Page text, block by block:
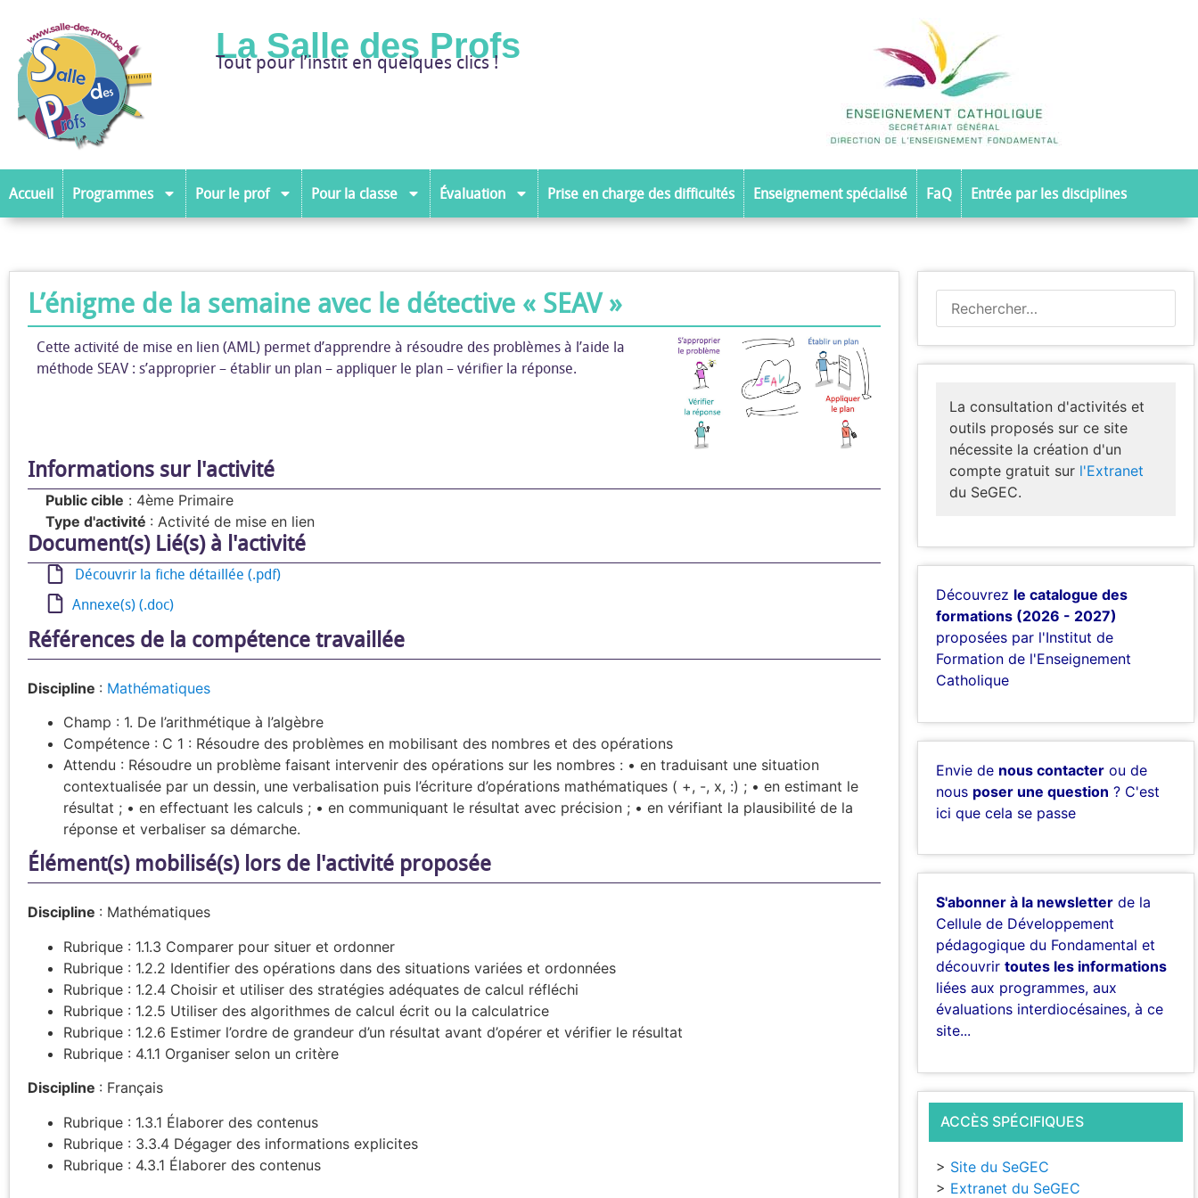
La Salle des Profs
Tout pour l’instit en quelques clics !
Accueil Programmes Pour le prof Pour la classe Évaluation Prise en charge des difficultés Enseignement spécialisé FaQ Entrée par les disciplines
L’énigme de la semaine avec le détective « SEAV »
Cette activité de mise en lien (AML) permet d’apprendre à résoudre des problèmes à l’aide la
méthode SEAV : s’approprier – établir un plan – appliquer le plan – vérifier la réponse.
Informations sur l'activité
Public cible : 4ème Primaire
Type d'activité : Activité de mise en lien
Document(s) Lié(s) à l'activité
Découvrir la fiche détaillée (.pdf)
Annexe(s) (.doc)
Références de la compétence travaillée
Discipline : Mathématiques
Champ : 1. De l’arithmétique à l’algèbre
Compétence : C 1 : Résoudre des problèmes en mobilisant des nombres et des opérations
Attendu : Résoudre un problème faisant intervenir des opérations sur les nombres : • en traduisant une situation
contextualisée par un dessin, une verbalisation puis l’écriture d’opérations mathématiques ( +, -, x, :) ; • en estimant le
résultat ; • en effectuant les calculs ; • en communiquant le résultat avec précision ; • en vérifiant la plausibilité de la
réponse et verbaliser sa démarche.
Élément(s) mobilisé(s) lors de l'activité proposée
Discipline : Mathématiques
Rubrique : 1.1.3 Comparer pour situer et ordonner
Rubrique : 1.2.2 Identifier des opérations dans des situations variées et ordonnées
Rubrique : 1.2.4 Choisir et utiliser des stratégies adéquates de calcul réfléchi
Rubrique : 1.2.5 Utiliser des algorithmes de calcul écrit ou la calculatrice
Rubrique : 1.2.6 Estimer l’ordre de grandeur d’un résultat avant d’opérer et vérifier le résultat
Rubrique : 4.1.1 Organiser selon un critère
Discipline : Français
Rubrique : 1.3.1 Élaborer des contenus
Rubrique : 3.3.4 Dégager des informations explicites
Rubrique : 4.3.1 Élaborer des contenus
La consultation d'activités et
outils proposés sur ce site
nécessite la création d'un
compte gratuit sur l'Extranet
du SeGEC.
Découvrez le catalogue des
formations (2026 - 2027)
proposées par l'Institut de
Formation de l'Enseignement
Catholique
Envie de nous contacterou de
nous poser une question ? C'est
ici que cela se passe
S'abonner à la newsletterde la
Cellule de Développement
pédagogique du Fondamental et
découvrir toutes les informations
liées aux programmes, aux
évaluations interdiocésaines, à ce
site...
ACCÈS SPÉCIFIQUES
> Site du SeGEC
> Extranet du SeGEC